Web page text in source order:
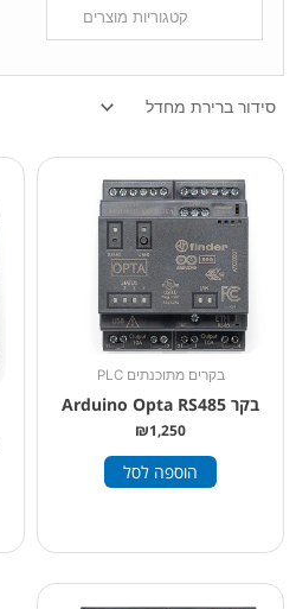
בקרים מתוכנתים PLC
בקר Arduino Opta RS485
₪1,250
הוספה לסל